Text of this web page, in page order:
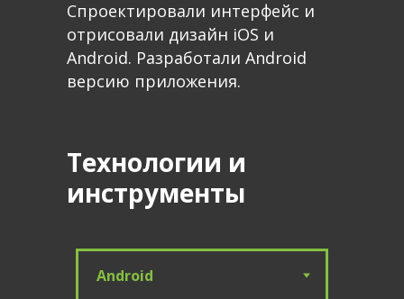
Спроектировали интерфейс и
отрисовали дизайн iOS и
Аndroid. Разработали Аndroid
версию приложения.
Технологии и
инструменты